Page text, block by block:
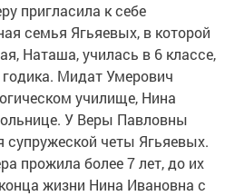
пригласила к себе
семья Ягьяевых, в которой
Наташа, училась в 6 классе,
Мидат Умерович
училище, Нина
У Веры Павловны
супружеской четы Ягьяевых.
прожила более 7 лет, до их
жизни Нина Ивановна с